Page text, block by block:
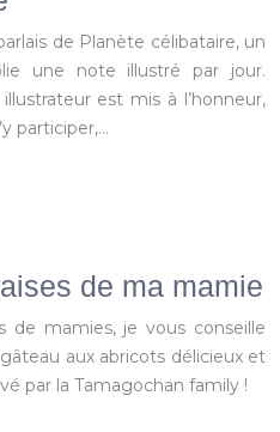
de Planète célibataire, un
une note illustré par jour.
est mis à l’honneur,
participer,…
de ma mamie
de mamies, je vous conseille
aux abricots délicieux et
par la Tamagochan family !